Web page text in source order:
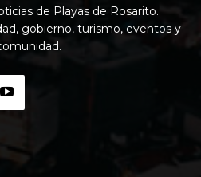
de Playas de Rosarito.
gobierno, turismo, eventos y